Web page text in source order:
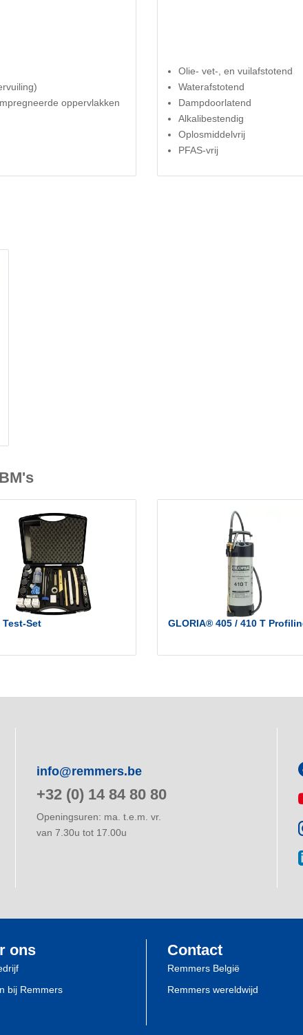
oppervlakken
Olie- vet-, en vuilafstotend
Waterafstotend
Dampdoorlatend
Alkalibestendig
Oplosmiddelvrij
PFAS-vrij
Test-Set GLORIA® 405 / 410 T
info@remmers.be
+32 (0) 14 84 80 80
Openingsuren: ma. t.e.m. vr.
van 7.30u tot 17.00u
ons
bij Remmers
Contact
Remmers België
Remmers wereldwijd